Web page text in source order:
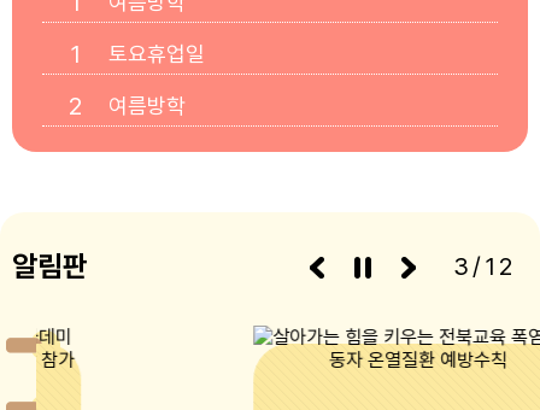
1 토요휴업일
2 여름방학
3 여름방학
5
7
알림판 3/12